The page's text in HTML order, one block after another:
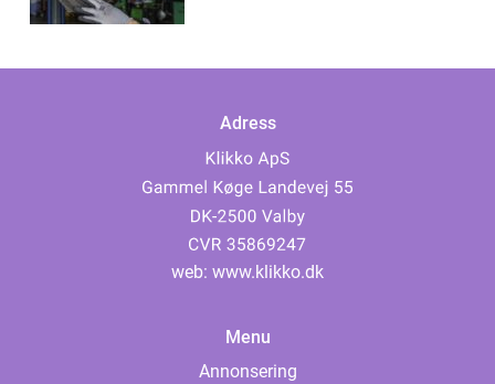
Adress
web: www.klikko.dk
Menu
Annonsering